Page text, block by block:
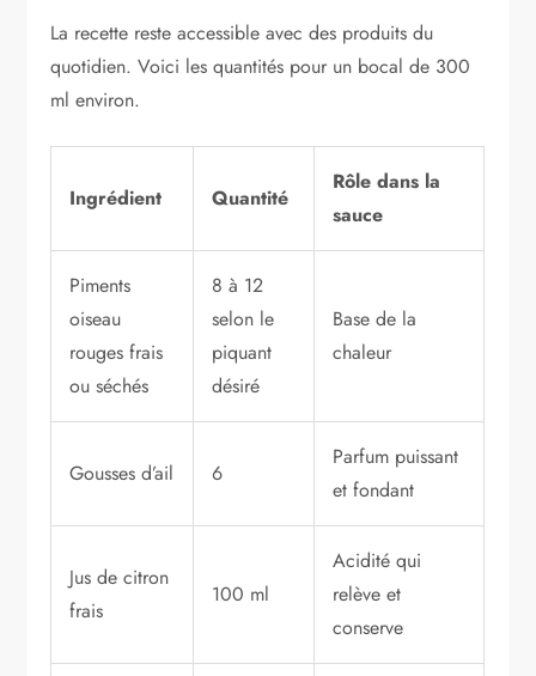
La recette reste accessible avec des produits du
quotidien. Voici les quantités pour un bocal de 300
ml environ.
Ingrédient Quantité
Rôle dans la
sauce
Piments
oiseau
rouges frais
ou séchés
8 à 12
selon le
piquant
désiré
Base de la
chaleur
Gousses d’ail 6
Parfum puissant
et fondant
Jus de citron
frais
100 ml
Acidité qui
relève et
conserve